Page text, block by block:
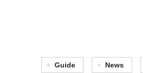
Guide News